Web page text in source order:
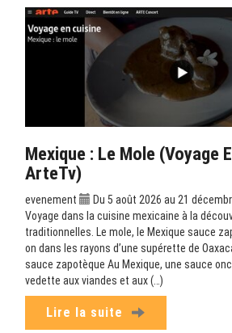
Mexique : Le Mole (Voyage
ArteTv)
evenement
Du 5 août 2026 au 21
Voyage dans la cuisine mexicaine à la
traditionnelles. Le mole, le Mexique sauce
on dans les rayons d’une supérette de
sauce zapotèque Au Mexique, une sauce
vedette aux viandes et aux (…)
Lire la suite